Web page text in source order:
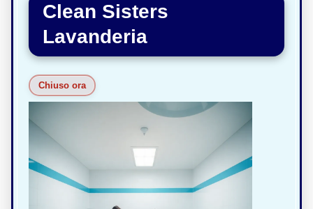
Clean Sisters
Lavanderia
Chiuso ora